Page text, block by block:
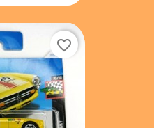
favorite_border